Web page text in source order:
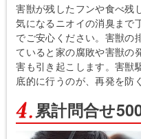
害獣が残したフンや食べ残
気になるニオイの消臭まで
でご安心ください。害獣の
ていると家の腐敗や害獣の
害も引き起こします。害獣
底的に行うのが、再発を防
累計問合せ